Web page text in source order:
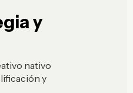
y
nativo
y